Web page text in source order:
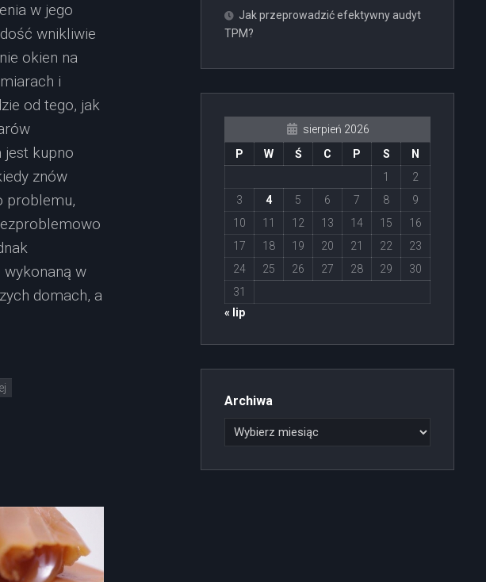
w jego
wnikliwie
okien na
i
od tego, jak
jest kupno
znów
problemu,
w
domach, a
Jak przeprowadzić efektywny audyt
TPM?
sierpień 2026
P
W Ś C P S
N
1
2
3
4 5 6 7 8
9
10
11 12 13 14 15
16
17
18 19 20 21 22
23
24
25 26 27 28 29
30
31
« lip
Archiwa